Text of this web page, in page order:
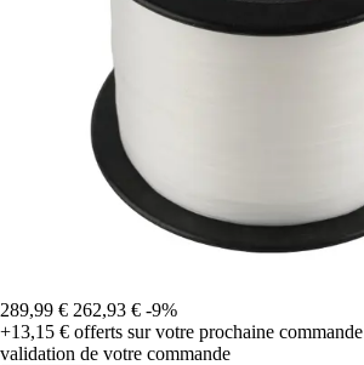
289,99 € 262,93 € -9%
+13,15 € offerts sur votre prochaine commande
validation de votre commande